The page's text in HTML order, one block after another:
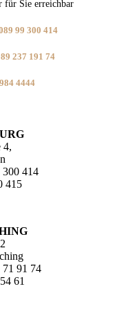
für Sie erreichbar
99 300 414
237 191 74
4444
4,
300 414
415
71 91 74
61